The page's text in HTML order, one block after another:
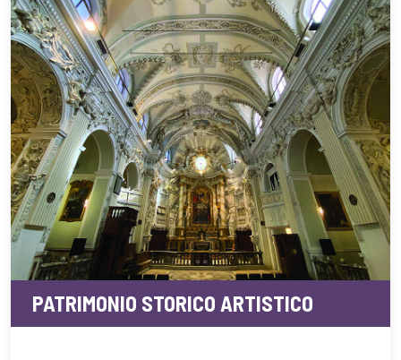
PATRIMONIO STORICO ARTISTICO